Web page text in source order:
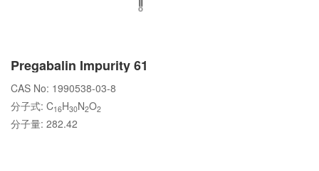
Pregabalin Impurity 61
CAS No: 1990538-03-8
分子式: C16H30N2O2
分子量: 282.42